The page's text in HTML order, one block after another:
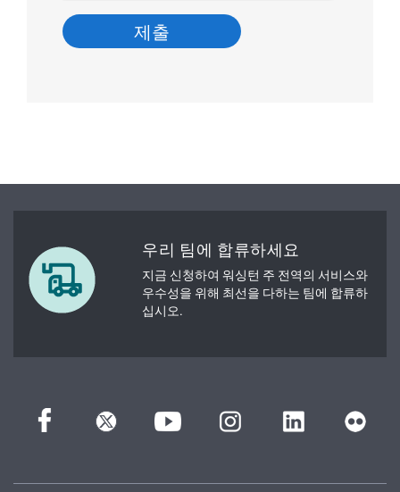
우리 팀에 합류하세요
지금 신청하여 워싱턴 주 전역의 서비스와
우수성을 위해 최선을 다하는 팀에 합류하
십시오.